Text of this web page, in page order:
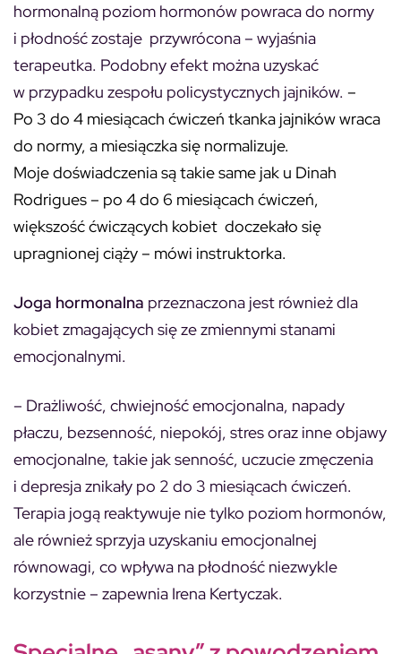
hormonalną poziom hormonów powraca do normy
i płodność zostaje przywrócona – wyjaśnia
terapeutka. Podobny efekt można uzyskać
w przypadku zespołu policystycznych jajników. –
Po 3 do 4 miesiącach ćwiczeń tkanka jajników wraca
do normy, a miesiączka się normalizuje.
Moje doświadczenia są takie same jak u Dinah
Rodrigues – po 4 do 6 miesiącach ćwiczeń,
większość ćwiczących kobiet doczekało się
upragnionej ciąży – mówi instruktorka.
Joga hormonalna przeznaczona jest również dla
kobiet zmagających się ze zmiennymi stanami
emocjonalnymi.
– Drażliwość, chwiejność emocjonalna, napady
płaczu, bezsenność, niepokój, stres oraz inne objawy
emocjonalne, takie jak senność, uczucie zmęczenia
i depresja znikały po 2 do 3 miesiącach ćwiczeń.
Terapia jogą reaktywuje nie tylko poziom hormonów,
ale również sprzyja uzyskaniu emocjonalnej
równowagi, co wpływa na płodność niezwykle
korzystnie – zapewnia Irena Kertyczak.